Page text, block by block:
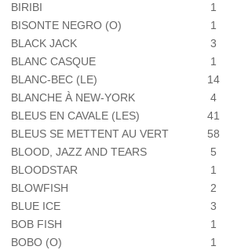
BIRIBI
1
BISONTE NEGRO (O)
1
BLACK JACK
3
BLANC CASQUE
1
BLANC-BEC (LE)
14
BLANCHE À NEW-YORK
4
BLEUS EN CAVALE (LES)
41
BLEUS SE METTENT AU VERT
58
BLOOD, JAZZ AND TEARS
5
BLOODSTAR
1
BLOWFISH
2
BLUE ICE
3
BOB FISH
1
BOBO (O)
1